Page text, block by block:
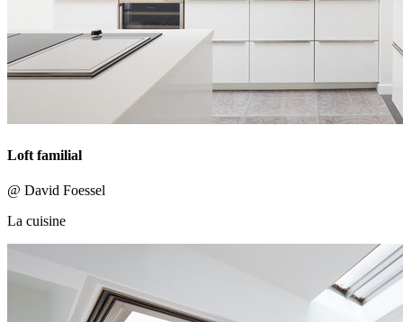
Loft familial
@ David Foessel
La cuisine